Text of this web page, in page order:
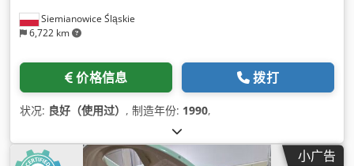
Siemianowice Śląskie
6,722 km
价格信息 拨打
状况: 良好（使用过） , 制造年份: 1990,
小广告